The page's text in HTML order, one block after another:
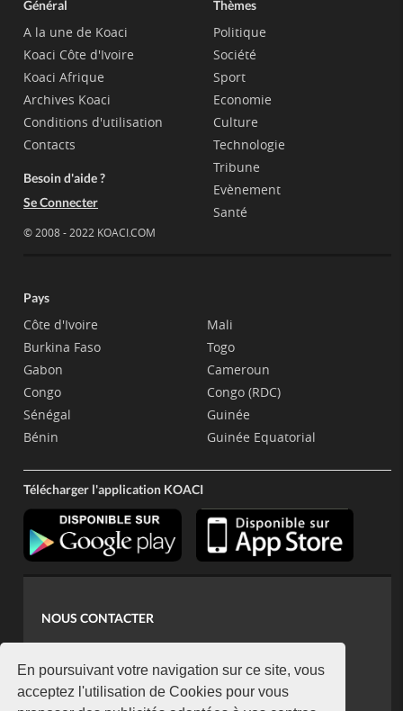
En poursuivant votre navigation sur ce site, vous
acceptez l'utilisation de Cookies pour vous
Général
A la une de Koaci
Koaci Côte d'Ivoire
Koaci Afrique
Archives Koaci
Conditions d'utilisation
Contacts
Besoin d'aide ?
Se Connecter
© 2008 - 2022 KOACI.COM
Thèmes
Politique
Société
Sport
Economie
Culture
Technologie
Tribune
Evènement
Santé
Pays
Côte d'Ivoire
Burkina Faso
Gabon
Congo
Sénégal
Bénin
Mali
Togo
Cameroun
Congo (RDC)
Guinée
Guinée Equatorial
Télécharger l'application KOACI
NOUS CONTACTER
koaci@yahoo.fr
+225 07 08 85 52 93